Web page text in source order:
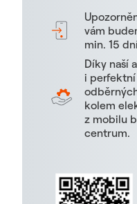
vám
min. 15
Díky naší
i
kolem
z mobilu
centrum.